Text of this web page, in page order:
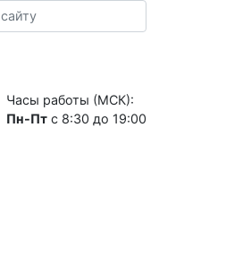
Часы работы (МСК):
Пн-Птс 8:30 до 19:00